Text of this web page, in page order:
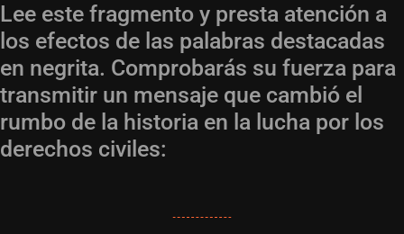
Lee este fragmento y presta atención a
los efectos de las palabras destacadas
en negrita. Comprobarás su fuerza para
transmitir un mensaje que cambió el
rumbo de la historia en la lucha por los
derechos civiles: